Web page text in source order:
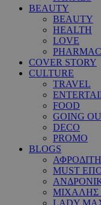
BEAUTY
BEAUTY
HEALTH
LOVE
COVER STORY
CULTURE
TRAVEL
FOOD
GOING
DECO
PROMO
BLOGS
MUST
ΜΙΧΑΛΗΣ
LADY